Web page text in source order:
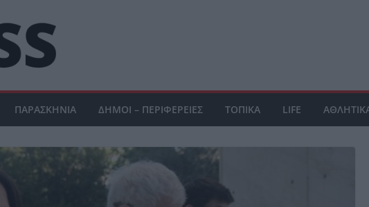
ΠΑΡΑΣΚΗΝΙΑ ΔΗΜΟΙ – ΠΕΡΙΦΕΡΕΙΕΣ ΤΟΠΙΚΑ LIFE